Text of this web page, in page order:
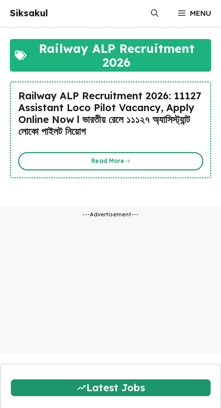
content
Siksakul MENU
Railway ALP Recruitment
2026
Railway ALP Recruitment 2026: 11127
Assistant Loco Pilot Vacancy, Apply
Online Now l ভারতীয় রেলে ১১১২৭ অ্যাসিস্ট্যান্ট
লোকো পাইলট নিয়োগ
Read More
---Advertisement---
Latest Jobs